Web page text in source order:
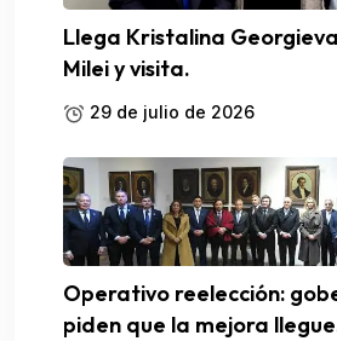
Llega Kristalina
Milei y visita.
29 de julio de 2026
Operativo reelección:
piden que la mejora